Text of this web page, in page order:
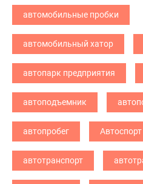
автомобильные пробки
автомобильный хатор
автопарк предприятия
автоподъемник
автопробег Автоспорт
автотранспорт